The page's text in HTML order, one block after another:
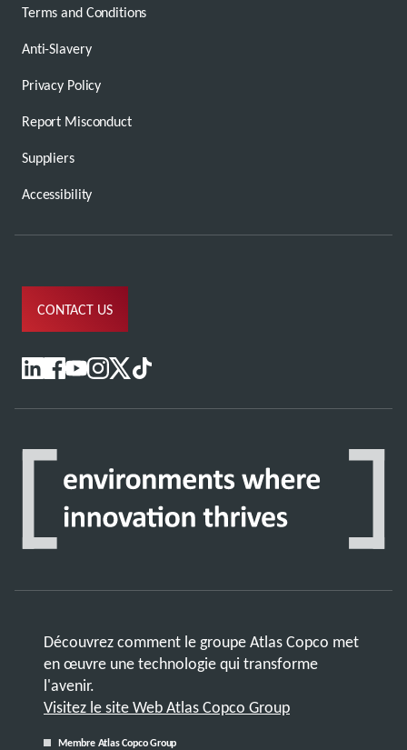
Terms and Conditions
Anti-Slavery
Privacy Policy
Report Misconduct
Suppliers
Accessibility
CONTACT US
Découvrez comment le groupe Atlas Copco met
en œuvre une technologie qui transforme
l'avenir.
Visitez le site Web Atlas Copco Group
Membre Atlas Copco Group